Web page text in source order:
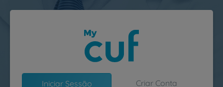
Passar para o conteúdo principal
Iniciar Sessão Criar Conta